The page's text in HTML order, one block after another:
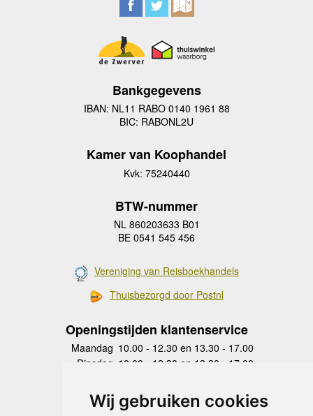
Wij gebruiken cookies
Bankgegevens
IBAN: NL11 RABO 0140 1961 88
BIC: RABONL2U
Kamer van Koophandel
Kvk: 75240440
BTW-nummer
NL 860203633 B01
BE 0541 545 456
Vereniging van Reisboekhandels
Thuisbezorgd door Postnl
Openingstijden klantenservice
Maandag 10.00 - 12.30 en 13.30 - 17.00
Dinsdag 10.00 - 12.30 en 13.30 - 17.00
Donderdag
10.00 - 12.30 en 13.30 - 17.00
Vrijdag 10.00 - 12.30 en 13.30 - 17.00